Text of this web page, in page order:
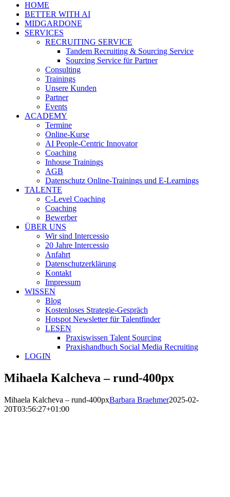
HOME
BETTER WITH AI
MIDGARDONE
SERVICES
RECRUITING SERVICE
Tandem Recruiting & Sourcing Service
Sourcing Service für Partner
Consulting
Trainings
Unsere Kunden
Partner
Events
ACADEMY
Termine
Online-Kurse
AI People-Centric Innovator
Coaching
Inhouse Trainings
AGB
Datenschutz Online-Trainings und E-Learnings
TALENTE
C-Level Coaching
Coaching
Bewerber
ÜBER UNS
Wir sind Intercessio
20 Jahre Intercessio
Anfahrt
Datenschutzerklärung
Kontakt
Impressum
WISSEN
Blog
Kostenloses Strategie-Gespräch
Hotspot Newsletter für Talentfinder
LESEN
Praxiswissen Talent Sourcing
Praxishandbuch Social Media Recruiting
LOGIN
Mihaela Kalcheva – rund-400px
Mihaela Kalcheva – rund-400pxBarbara Braehmer2025-02-
20T03:56:27+01:00